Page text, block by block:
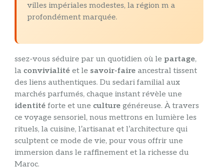
villes impériales modestes, la région m a
profondément marquée.
ssez-vous séduire par un quotidien où le partage,
la convivialité et le savoir-faire ancestral tissent
des liens authentiques. Du sedari familial aux
marchés parfumés, chaque instant révèle une
identité forte et une culture généreuse. À travers
ce voyage sensoriel, nous mettrons en lumière les
rituels, la cuisine, l’artisanat et l’architecture qui
sculptent ce mode de vie, pour vous offrir une
immersion dans le raffinement et la richesse du
Maroc.